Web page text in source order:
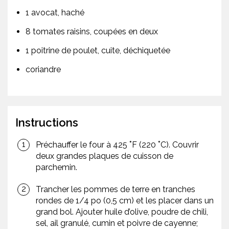
1 avocat, haché
8 tomates raisins, coupées en deux
1 poitrine de poulet, cuite, déchiquetée
coriandre
Instructions
Préchauffer le four à 425 ˚F (220 ˚C). Couvrir
deux grandes plaques de cuisson de
parchemin.
Trancher les pommes de terre en tranches
rondes de 1/4 po (0,5 cm) et les placer dans un
grand bol. Ajouter huile d’olive, poudre de chili,
sel, ail granulé, cumin et poivre de cayenne;